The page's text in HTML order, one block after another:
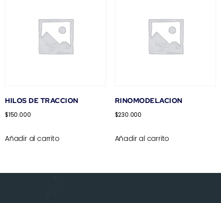
HILOS DE TRACCION
$150.000
Añadir al carrito
RINOMODELACION
$230.000
Añadir al carrito